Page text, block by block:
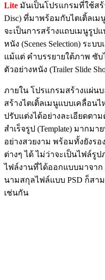
Lite มันเป็นโปรแกรมที่ใช้สร้
Disc) ที่มาพร้อมกับไตเติ้ลเม
จะเป็นการสร้างแถบเมนูรูป
หนัง (Scenes Selection) ระบ
แม้แต่ คำบรรยายใต้ภาพ ซับไ
ตัวอย่างหนัง (Trailer Slide
ภายใน โปรแกรมสร้างแผ่นบ
สร้างไตเติ้ลเมนูแบบเคลื่อนไ
ปรับแต่งได้อย่างละเอียดตา
สำเร็จรูป (Template) มากม
อย่างสวยงาม พร้อมทั้งยังร
ต่างๆ ได้ ไม่ว่าจะเป็นไฟล์รู
ไฟล์งานที่ได้ออกแบบมาจาก
นามสกุลไฟล์แบบ PSD ก็สา
เช่นกัน